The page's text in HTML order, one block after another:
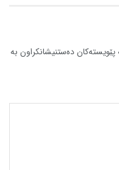
پێویستەکان دەستنیشانکراون بە